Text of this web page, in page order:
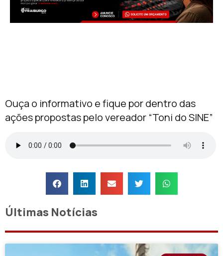
Ouça o informativo e fique por dentro das
ações propostas pelo vereador “Toni do SINE”
Últimas Notícias